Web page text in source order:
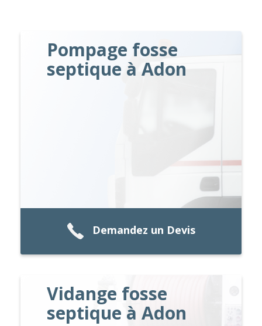
Pompage fosse
septique à Adon
Demandez un Devis
Vidange fosse
septique à Adon